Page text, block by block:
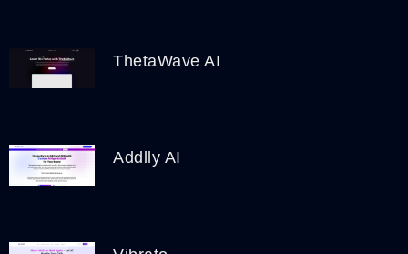
ThetaWave AI
Addlly AI